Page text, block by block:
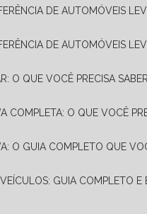
DE AUTOMÓVEIS
DE AUTOMÓVEIS
O QUE VOCÊ PRECISA SABER
COMPLETA: O QUE VOCÊ
O GUIA COMPLETO QUE
GUIA COMPLETO E